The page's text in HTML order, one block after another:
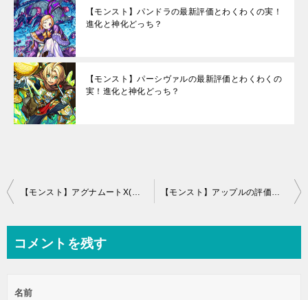
【モンスト】パンドラの最新評価とわくわくの実！
進化と神化どっち？
【モンスト】パーシヴァルの最新評価とわくわくの
実！進化と神化どっち？
投
ビ
【モンスト】アグナムートX(獣神化)の評価とわくわくの実 【モンスト】アップルの評価とわくわくの実！進化と神化どっち？
コメントを残す
名前